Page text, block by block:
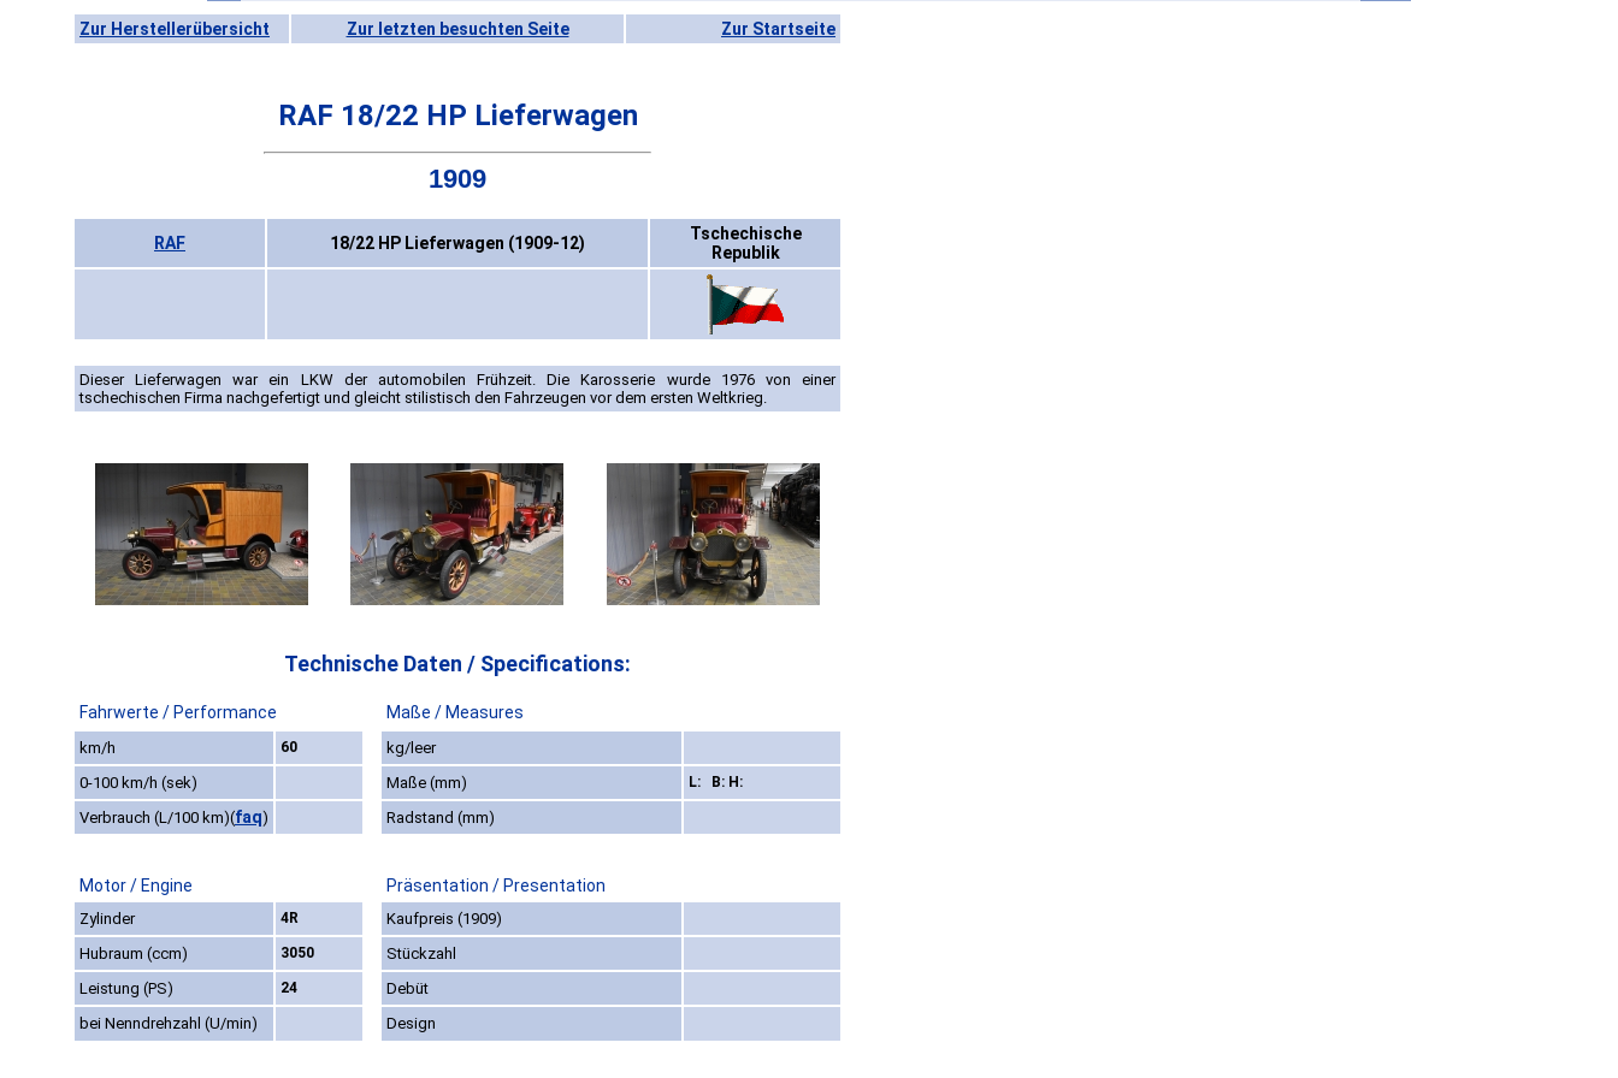
Zur Herstellerübersicht Zur letzten besuchten Seite Zur Startseite
RAF 18/22 HP Lieferwagen
1909
RAF 18/22 HP Lieferwagen (1909-12)
Tschechische
Republik
Dieser Lieferwagen war ein LKW der automobilen Frühzeit. Die Karosserie wurde 1976 von einer
tschechischen Firma nachgefertigt und gleicht stilistisch den Fahrzeugen vor dem ersten Weltkrieg.
Technische Daten / Specifications:
Fahrwerte / Performance Maße / Measures
km/h 60
kg/leer
0-100 km/h (sek)
Maße (mm) L: B: H:
Verbrauch (L/100 km)(faq) Radstand (mm)
Motor / Engine Präsentation / Presentation
Zylinder 4R
Kaufpreis (1909)
Hubraum (ccm)
3050
Stückzahl
Leistung (PS)
24
Debüt
bei Nenndrehzahl (U/min)
Design